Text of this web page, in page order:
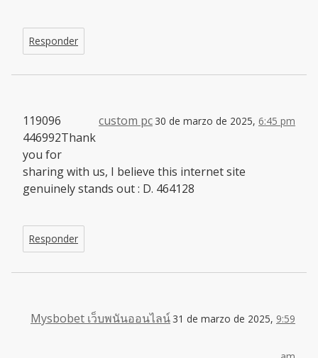
Responder
custom pc 30 de marzo de 2025, 6:45 pm
119096
446992Thank
you for
sharing with us, I believe this internet site
genuinely stands out : D. 464128
Responder
Mysbobet เว็บพนันออนไลน์ 31 de marzo de 2025, 9:59